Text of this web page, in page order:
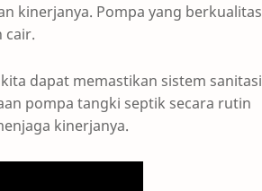
kinerjanya. Pompa yang berkualitas
cair.
dapat memastikan sistem sanitasi
pompa tangki septik secara rutin
kinerjanya.